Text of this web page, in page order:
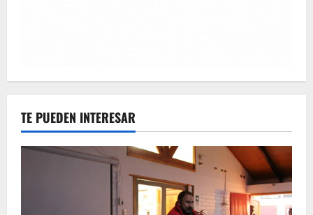
TE PUEDEN INTERESAR